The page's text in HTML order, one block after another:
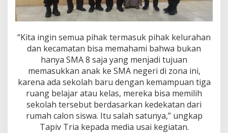
“Kita ingin semua pihak termasuk pihak kelurahan
dan kecamatan bisa memahami bahwa bukan
hanya SMA 8 saja yang menjadi tujuan
memasukkan anak ke SMA negeri di zona ini,
karena ada sekolah baru dengan kemampuan tiga
ruang belajar atau kelas, mereka bisa memilih
sekolah tersebut berdasarkan kedekatan dari
rumah calon siswa. Itu salah satunya,” ungkap
Tapiv Tria kepada media usai kegiatan.